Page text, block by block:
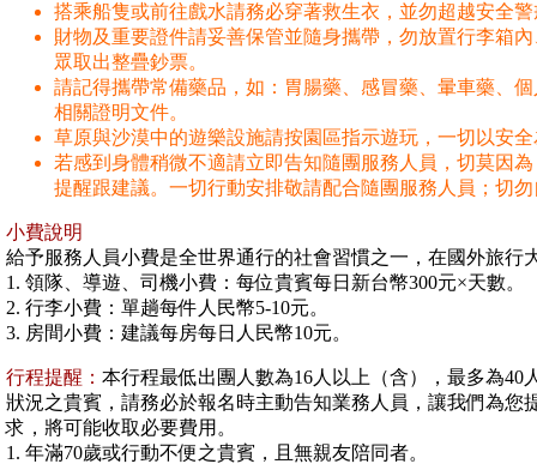
搭乘船隻或前往戲水請務必穿著救生衣，並勿超越安全
財物及重要證件請妥善保管並隨身攜帶，勿放置行李箱
眾取出整疊鈔票。
請記得攜帶常備藥品，如：胃腸藥、感冒藥、暈車藥、
相關證明文件。
草原與沙漠中的遊樂設施請按園區指示遊玩，一切以安
若感到身體稍微不適請立即告知隨團服務人員，切莫因
提醒跟建議。一切行動安排敬請配合隨團服務人員；切
小費說明
給予服務人員小費是全世界通行的社會習慣之一，在國外旅行
1. 領隊、導遊、司機小費：每位貴賓每日新台幣300元×天數。
2. 行李小費：單趟每件人民幣5-10元。
3. 房間小費：建議每房每日人民幣10元。
行程提醒： 本行程最低出團人數為16人以上（含），最多為
狀況之貴賓，請務必於報名時主動告知業務人員，讓我們為
求，將可能收取必要費用。
1. 年滿70歲或行動不便之貴賓，且無親友陪同者。